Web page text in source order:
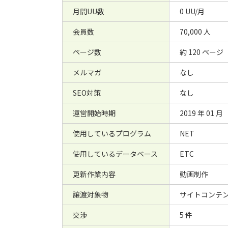
月間UU数
0 UU/月
会員数
70,000 人
ページ数
約 120 ページ
メルマガ
なし
SEO対策
なし
運営開始時期
2019 年 01 月
使用しているプログラム
NET
使用しているデータベース
ETC
更新作業内容
動画制作
譲渡対象物
サイトコンテ
交渉
5 件